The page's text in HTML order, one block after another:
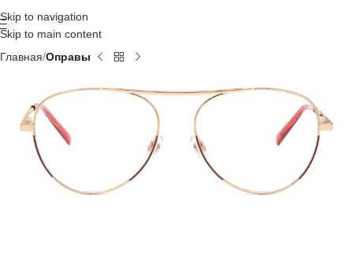
Skip to navigation
Skip to main content
Главная Оправы